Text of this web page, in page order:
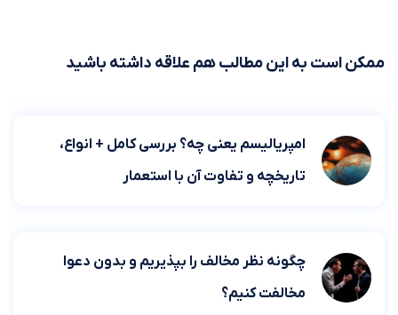
ممکن است به این مطالب هم علاقه داشته باشید
امپریالیسم یعنی چه؟ بررسی کامل + انواع،
تاریخچه و تفاوت آن با استعمار
چگونه نظر مخالف را بپذیریم و بدون دعوا
مخالفت کنیم؟